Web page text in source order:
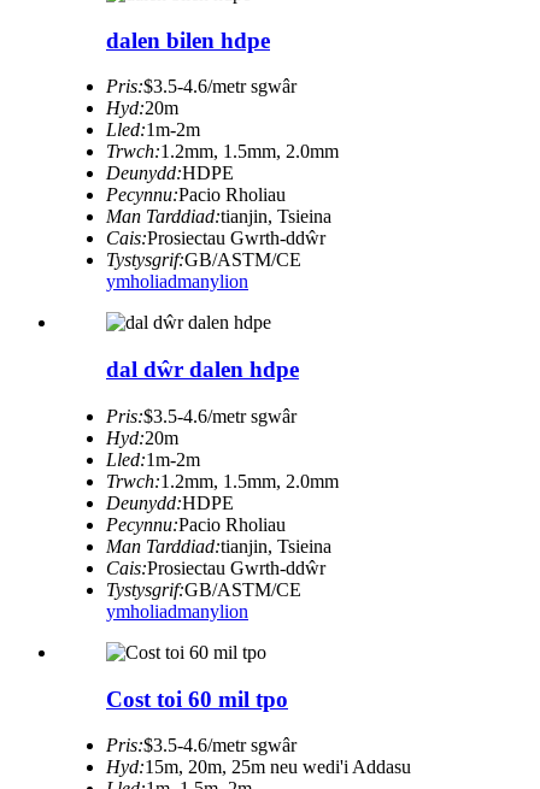
dalen bilen hdpe
Pris:$3.5-4.6/metr sgwâr
Hyd:20m
Lled:1m-2m
Trwch:1.2mm, 1.5mm, 2.0mm
Deunydd:HDPE
Pecynnu:Pacio Rholiau
Man Tarddiad:tianjin, Tsieina
Cais:Prosiectau Gwrth-ddŵr
Tystysgrif:GB/ASTM/CE
ymholiadmanylion
dal dŵr dalen hdpe
Pris:$3.5-4.6/metr sgwâr
Hyd:20m
Lled:1m-2m
Trwch:1.2mm, 1.5mm, 2.0mm
Deunydd:HDPE
Pecynnu:Pacio Rholiau
Man Tarddiad:tianjin, Tsieina
Cais:Prosiectau Gwrth-ddŵr
Tystysgrif:GB/ASTM/CE
ymholiadmanylion
Cost toi 60 mil tpo
Pris:$3.5-4.6/metr sgwâr
Hyd:15m, 20m, 25m neu wedi'i Addasu